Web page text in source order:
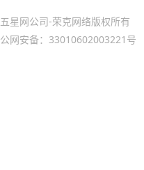
五星网公司-荣克网络版权所有
公网安备：33010602003221号